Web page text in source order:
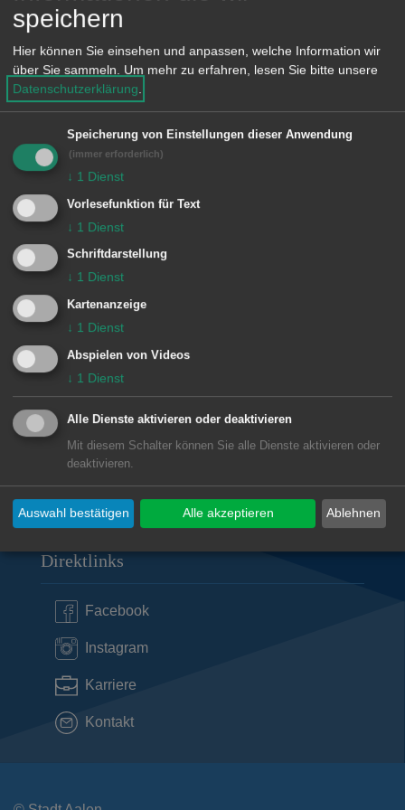
n
Für die von Ihnen ausgewählten Filter
liegen leider keine Inhalte vor
Unsere Anschrift
Rathaus Aalen
Marktplatz 30
73430 Aalen
07361 52-0
presseamt@aalen.de
Öffnungszeiten Rathaus Aalen
Subwebs
Direktlinks
Facebook
Instagram
Karriere
Kontakt
speichern
Hier können Sie einsehen und anpassen, welche Information wir
über Sie sammeln.
Um mehr zu erfahren, lesen Sie bitte unsere
Datenschutzerklärung
Speicherung von Einstellungen dieser Anwendung
(immer erforderlich)
↓ 1 Dienst
Vorlesefunktion für Text
↓ 1 Dienst
Schriftdarstellung
↓ 1 Dienst
Kartenanzeige
↓ 1 Dienst
Abspielen von Videos
↓ 1 Dienst
Alle Dienste aktivieren oder deaktivieren
Mit diesem Schalter können Sie alle Dienste aktivieren oder
deaktivieren.
Ablehnen
Auswahl bestätigen Alle akzeptieren